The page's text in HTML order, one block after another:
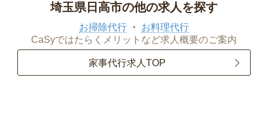
埼玉県日高市の他の求人を探す
お掃除代行
お料理代行
CaSyではたらくメリットなど求人概要のご案内
家事代行求人TOP